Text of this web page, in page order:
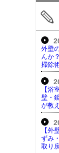
外壁
んか
掃除
【浴
壁・
が教
【外
ずみ
取り